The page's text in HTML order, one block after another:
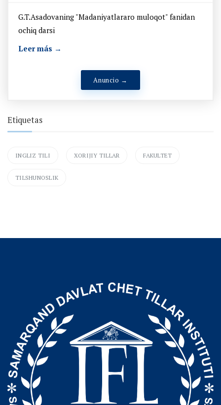
G.T.Asadovaning "Madaniyatlararo muloqot" fanidan
ochiq darsi
Leer más →
Anuncio →
Etiquetas
INGLIZ TILI XORIJIY TILLAR FAKULTET
TILSHUNOSLIK